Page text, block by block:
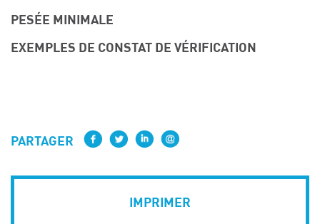
PESÉE MINIMALE
EXEMPLES DE CONSTAT DE VÉRIFICATION
PARTAGER
IMPRIMER